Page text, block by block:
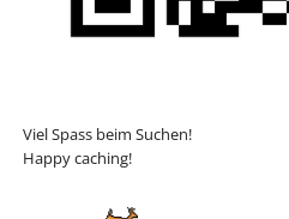
Viel Spass beim Suchen!
Happy caching!